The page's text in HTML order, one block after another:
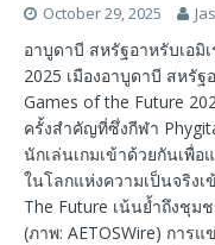
October 29, 2025
อาบูดาบี สหรัฐอาหรับเอมิ
2025 เมืองอาบูดาบี สหรัฐ
Games of the Future
ครั้งสำคัญที่ซึ่งกีฬา
นักเล่นเกมเข้าด้วยกันเพื่
ในโลกแห่งความเป็นจริง
The Future เน้นย้ำถึงชุม
(ภาพ: AETOSWire) การ